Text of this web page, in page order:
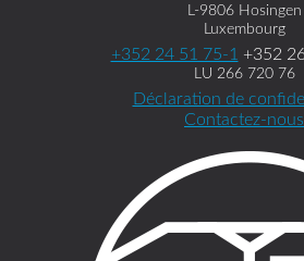
L-9806 Hosingen
Luxembourg
+352 24 51 75-1 +352
LU 266 720 76
Déclaration de
Contactez-nous